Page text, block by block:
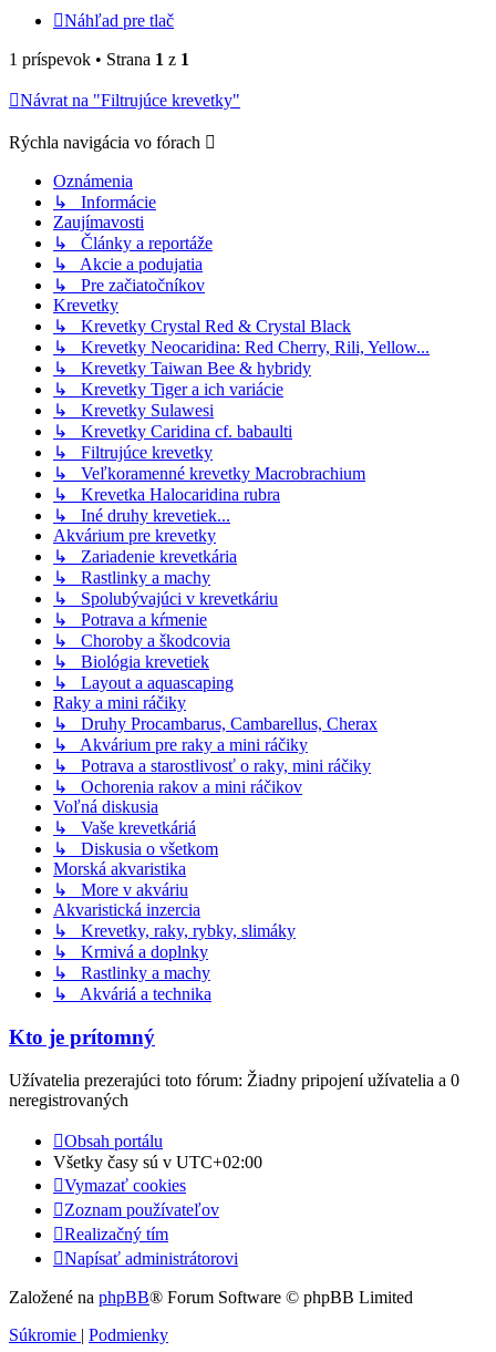
Náhľad pre tlač
1 príspevok • Strana 1 z 1
Návrat na "Filtrujúce krevetky"
Rýchla navigácia vo fórach
Oznámenia
↳ Informácie
Zaujímavosti
↳ Články a reportáže
↳ Akcie a podujatia
↳ Pre začiatočníkov
Krevetky
↳ Krevetky Crystal Red & Crystal Black
↳ Krevetky Neocaridina: Red Cherry, Rili, Yellow...
↳ Krevetky Taiwan Bee & hybridy
↳ Krevetky Tiger a ich variácie
↳ Krevetky Sulawesi
↳ Krevetky Caridina cf. babaulti
↳ Filtrujúce krevetky
↳ Veľkoramenné krevetky Macrobrachium
↳ Krevetka Halocaridina rubra
↳ Iné druhy krevetiek...
Akvárium pre krevetky
↳ Zariadenie krevetkária
↳ Rastlinky a machy
↳ Spolubývajúci v krevetkáriu
↳ Potrava a kŕmenie
↳ Choroby a škodcovia
↳ Biológia krevetiek
↳ Layout a aquascaping
Raky a mini ráčiky
↳ Druhy Procambarus, Cambarellus, Cherax
↳ Akvárium pre raky a mini ráčiky
↳ Potrava a starostlivosť o raky, mini ráčiky
↳ Ochorenia rakov a mini ráčikov
Voľná diskusia
↳ Vaše krevetkáriá
↳ Diskusia o všetkom
Morská akvaristika
↳ More v akváriu
Akvaristická inzercia
↳ Krevetky, raky, rybky, slimáky
↳ Krmivá a doplnky
↳ Rastlinky a machy
↳ Akváriá a technika
Kto je prítomný
Užívatelia prezerajúci toto fórum: Žiadny pripojení užívatelia a 0
neregistrovaných
Obsah portálu
Všetky časy sú v UTC+02:00
Vymazať cookies
Zoznam používateľov
Realizačný tím
Napísať administrátorovi
Založené na phpBB® Forum Software © phpBB Limited
Súkromie | Podmienky